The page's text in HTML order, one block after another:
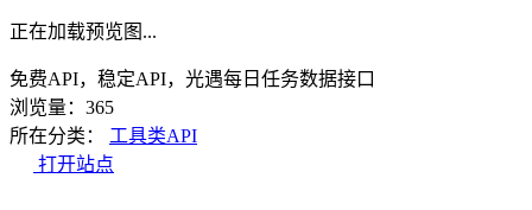
正在加载预览图...
免费API，稳定API，光遇每日任务数据接口
浏览量：365
所在分类：
工具类API
打开站点